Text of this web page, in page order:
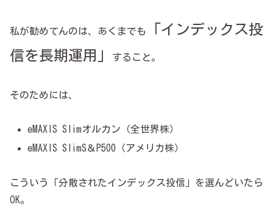
私が勧めてんのは、あくまでも
「インデックス投
信を長期運用」
すること。
そのためには、
eMAXIS Slimオルカン（全世界株）
eMAXIS SlimS＆P500（アメリカ株）
こういう「分散されたインデックス投信」を選んどいたら
OK。